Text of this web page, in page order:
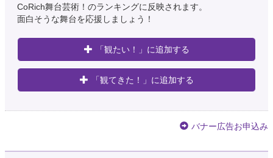
CoRich舞台芸術！のランキングに反映されます。
面白そうな舞台を応援しましょう！
「観たい！」に追加する
「観てきた！」に追加する
バナー広告お申込み